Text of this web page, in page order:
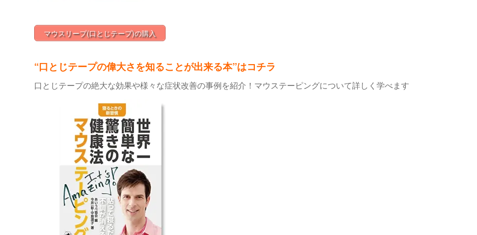
マウスリープ(口とじテープ)の購入
“口とじテープの偉大さを知ることが出来る本”はコチラ
口とじテープの絶大な効果や様々な症状改善の事例を紹介！マウステーピングについて詳しく学べます